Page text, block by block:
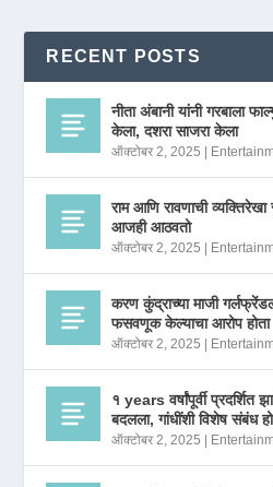
RECENT POSTS
नीता अंबानी यांनी गरबाला
केला, दशरा साजरा केला
ऑक्टोबर 2, 2025 |
राम आणि रावणाची
आजही आठवतो
ऑक्टोबर 2, 2025 |
करण कुंद्राच्या माजी
फसवणूक केल्याचा आरोप होता
ऑक्टोबर 2, 2025 |
१ years वर्षांपूर्वी प्रदर्शित
बदलला, गांधींशी विशेष संबंध
ऑक्टोबर 2, 2025 |